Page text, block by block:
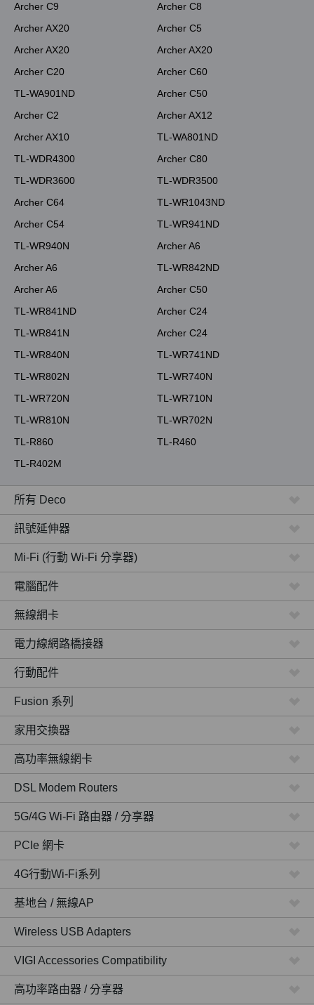
Archer C9
Archer C8
Archer AX20
Archer C5
Archer AX20
Archer AX20
Archer C20
Archer C60
TL-WA901ND
Archer C50
Archer C2
Archer AX12
Archer AX10
TL-WA801ND
TL-WDR4300
Archer C80
TL-WDR3600
TL-WDR3500
Archer C64
TL-WR1043ND
Archer C54
TL-WR941ND
TL-WR940N
Archer A6
Archer A6
TL-WR842ND
Archer A6
Archer C50
TL-WR841ND
Archer C24
TL-WR841N
Archer C24
TL-WR840N
TL-WR741ND
TL-WR802N
TL-WR740N
TL-WR720N
TL-WR710N
TL-WR810N
TL-WR702N
TL-R860
TL-R460
TL-R402M
所有 Deco
訊號延伸器
Mi-Fi (行動 Wi-Fi 分享器)
電腦配件
無線網卡
電力線網路橋接器
行動配件
Fusion 系列
家用交換器
高功率無線網卡
DSL Modem Routers
5G/4G Wi-Fi 路由器 / 分享器
PCIe 網卡
4G行動Wi-Fi系列
基地台 / 無線AP
Wireless USB Adapters
VIGI Accessories Compatibility
高功率路由器 / 分享器